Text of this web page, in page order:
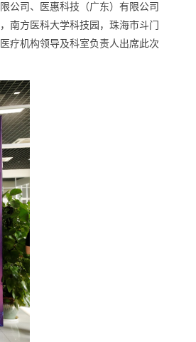
公司、医惠科技（广东）有限公司
南方医科大学科技园，珠海市斗门
疗机构领导及科室负责人出席此次